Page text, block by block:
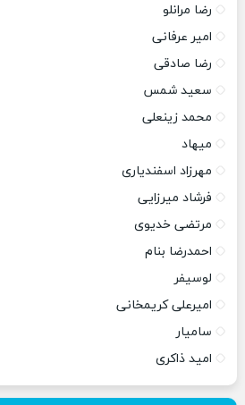
رضا مرانلو
امیر عرفانی
رضا صادقی
سعید شمس
محمد زینعلی
میهاد
مهرزاد اسفندیاری
فرشاد میرزایی
مرتضی خدیوی
احمدرضا بنام
لوسیفر
امیرعلی کریمخانی
سامیار
امید ذاکری